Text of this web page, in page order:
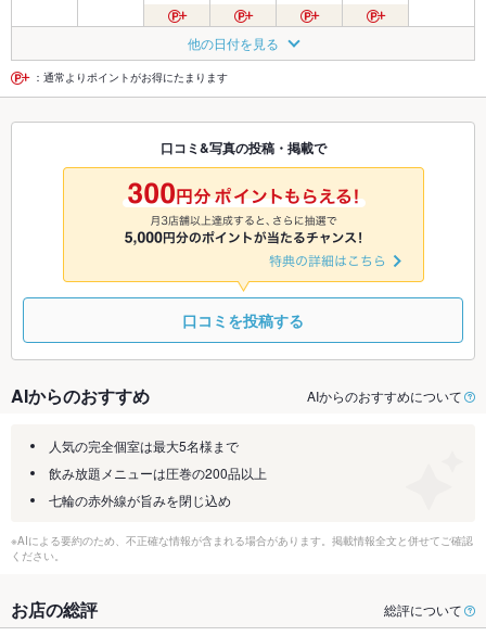
◎ ◎
8/24
◎
8/25
◎
8/26
◎ ◎ ◎
8/29 8/30 8/31
◎
9/1
◎
9/2
◎
9/3 9/4
9/7
◎
9/8
◎
9/9
◎
9/10
他の日付を見る
：通常よりポイントがお得にたまります
口コミ&写真の投稿・掲載で
口コミを投稿する
AIからのおすすめ AIからのおすすめについて
人気の完全個室は最大5名様まで
飲み放題メニューは圧巻の200品以上
七輪の赤外線が旨みを閉じ込め
※AIによる要約のため、不正確な情報が含まれる場合があります。掲載情報全文と併せてご確認
ください。
お店の総評 総評について